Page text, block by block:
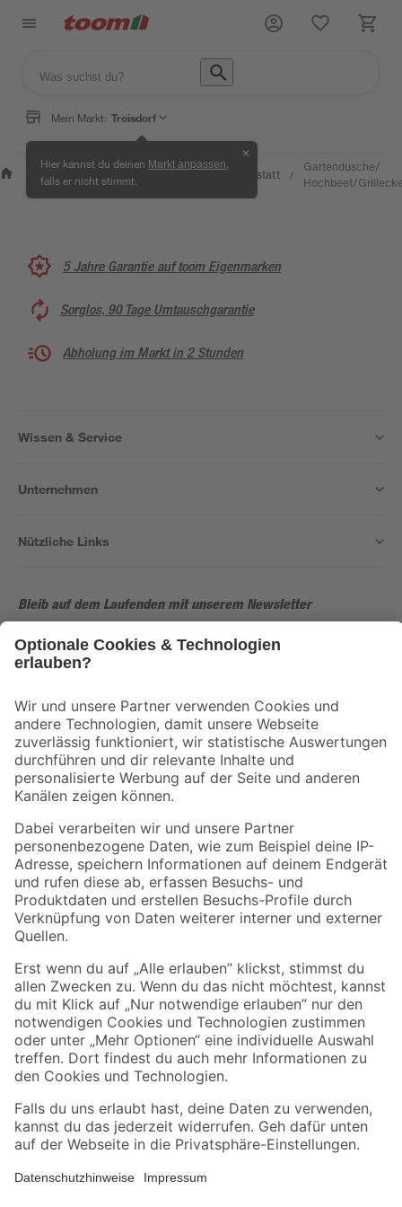
Mein Markt: Troisdorf
Hier kannst du deinen Markt anpassen
falls er nicht stimmt.
✕
Wissen
&
/
Selbermachen
& Ratgeber
Kreativwerkstatt /
Gartendusche/
Hochbeet/
5 Jahre Garantie auf toom Eigenmarken
Sorglos, 90 Tage Umtauschgarantie
Abholung im Markt in 2 Stunden
Wissen & Service
Unternehmen
Nützliche Links
Bleib auf dem Laufenden mit unserem Newsletter
Zur Newsletter Anmeldung
Folge uns
Zahlungsarten Versandarten
Sicher einkaufen
Jetzt die toom-App herunterladen
Alle Preisangaben in EUR inkl. gesetzl. MwSt.. Die dargestellten Angebote sind unter
Umständen nicht in allen Märkten verfügbar. Die angegebenen Verfügbarkeiten beziehen
sich auf den unter "Mein Markt" ausgewählten toom Baumarkt. Alle Angebote und
Produkte nur solange der Vorrat reicht.
fallen zusätzliche Versandkosten an.